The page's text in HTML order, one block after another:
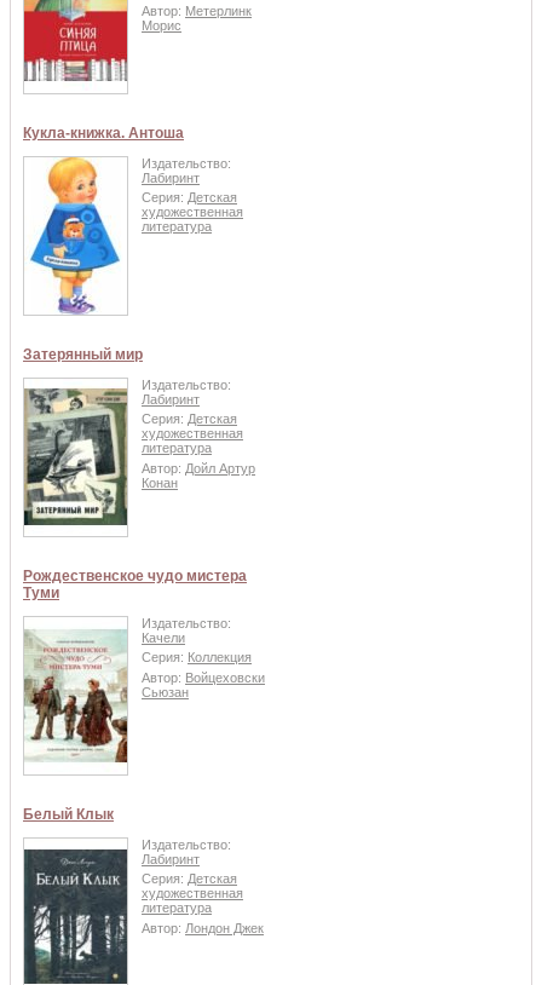
Автор: Метерлинк
Морис
Кукла-книжка. Антоша
Издательство:
Лабиринт
Серия: Детская
художественная
литература
Затерянный мир
Издательство:
Лабиринт
Серия: Детская
художественная
литература
Автор: Дойл Артур
Конан
Рождественское чудо мистера
Туми
Издательство:
Качели
Серия: Коллекция
Автор: Войцеховски
Сьюзан
Белый Клык
Издательство:
Лабиринт
Серия: Детская
художественная
литература
Автор: Лондон Джек